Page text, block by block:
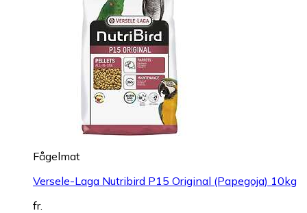
Fågelmat
Versele-Laga Nutribird P15 Original (Papegoja) 10kg
fr.